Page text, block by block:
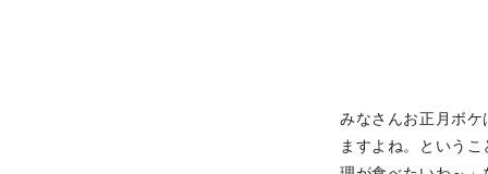
みなさんお正月ボ
ますよね。という